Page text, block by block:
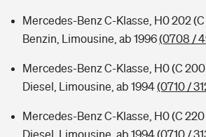
Mercedes-Benz C-Klasse, H0 202 (C
Benzin, Limousine, ab 1996(0708 /
Mercedes-Benz C-Klasse, H0 (C 200
Diesel, Limousine, ab 1994(0710 /
Mercedes-Benz C-Klasse, H0 (C 220
Diesel, Limousine, ab 1994(0710 /